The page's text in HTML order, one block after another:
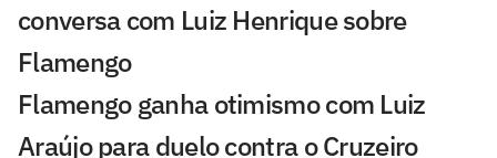
conversa com Luiz Henrique sobre
Flamengo
Flamengo ganha otimismo com Luiz
Araújo para duelo contra o Cruzeiro